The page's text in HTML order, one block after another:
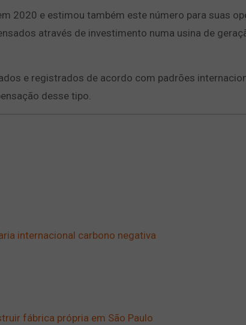
2020 e estimou também este número para suas
através de investimento numa usina de
e registrados de acordo com padrões
desse tipo.
internacional carbono negativa
fábrica própria em São Paulo